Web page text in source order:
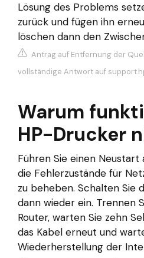
Lösung des Problems
zurück und fügen ihn
löschen dann den
Antrag auf Entfernung der
vollständige Antwort auf
Warum
HP-Drucker
Führen Sie einen Neustart
die Fehlerzustände für
zu beheben. Schalten Sie
dann wieder ein. Trennen
Router, warten Sie zehn
das Kabel erneut und
Wiederherstellung der